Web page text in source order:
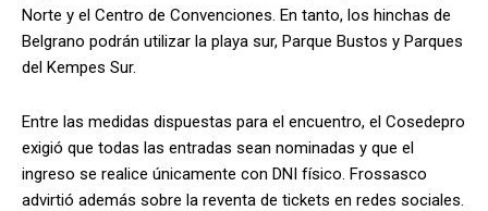
Norte y el Centro de Convenciones. En tanto, los hinchas de
Belgrano podrán utilizar la playa sur, Parque Bustos y Parques
del Kempes Sur.
Entre las medidas dispuestas para el encuentro, el Cosedepro
exigió que todas las entradas sean nominadas y que el
ingreso se realice únicamente con DNI físico. Frossasco
advirtió además sobre la reventa de tickets en redes sociales.